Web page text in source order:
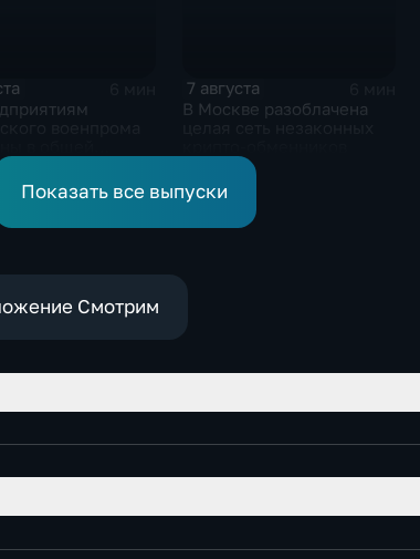
более 10-ти
и
ударов
7 августа
В Москве разоблачена
Показать все выпуски
Смотрим